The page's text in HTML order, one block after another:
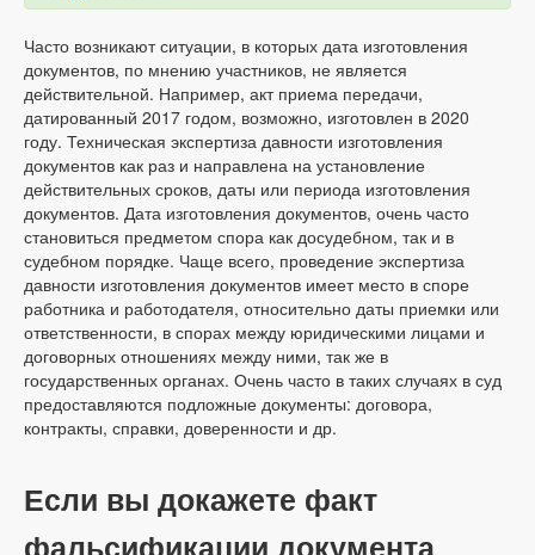
Часто возникают ситуации, в которых дата изготовления
документов, по мнению участников, не является
действительной. Например, акт приема передачи,
датированный 2017 годом, возможно, изготовлен в 2020
году. Техническая экспертиза давности изготовления
документов как раз и направлена на установление
действительных сроков, даты или периода изготовления
документов. Дата изготовления документов, очень часто
становиться предметом спора как досудебном, так и в
судебном порядке. Чаще всего, проведение экспертиза
давности изготовления документов имеет место в споре
работника и работодателя, относительно даты приемки или
ответственности, в спорах между юридическими лицами и
договорных отношениях между ними, так же в
государственных органах. Очень часто в таких случаях в суд
предоставляются подложные документы: договора,
контракты, справки, доверенности и др.
Если вы докажете факт